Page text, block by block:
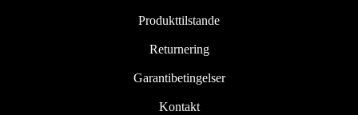
Produkttilstande
Returnering
Garantibetingelser
Kontakt